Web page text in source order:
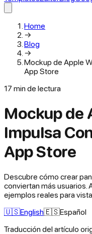
Home
→
Blog
→
Mockup de Apple
App Store
17 min de lectura
Mockup de
Impulsa
App Store
Descubre cómo crear
conviertan más usuarios.
ejemplos reales para
🇺🇸English🇪🇸Español
Traducción del artículo